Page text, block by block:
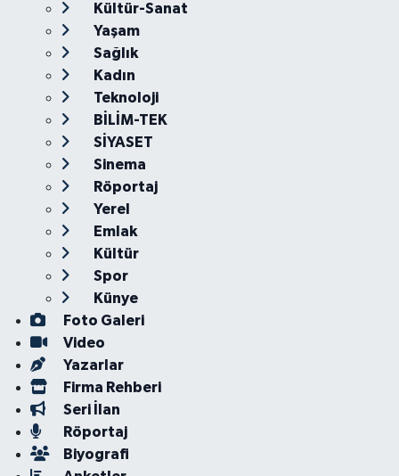
Kültür-Sanat
Yaşam
Sağlık
Kadın
Teknoloji
BİLİM-TEK
SİYASET
Sinema
Röportaj
Yerel
Emlak
Kültür
Spor
Künye
Foto Galeri
Video
Yazarlar
Firma Rehberi
Seri İlan
Röportaj
Biyografi